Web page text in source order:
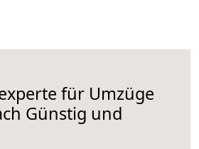
für Umzüge
Günstig und